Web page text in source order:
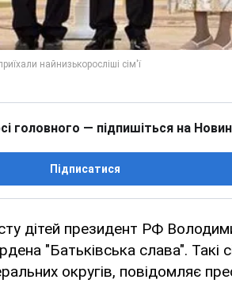
головного — підпишіться на
Підписатися
дітей президент РФ
"Батьківська слава". Такі
округів, повідомляє